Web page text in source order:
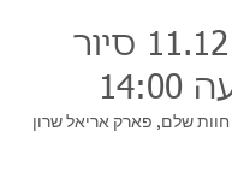
שבת 11.12 סיור
חוות שלם, פארק אריאל שרון